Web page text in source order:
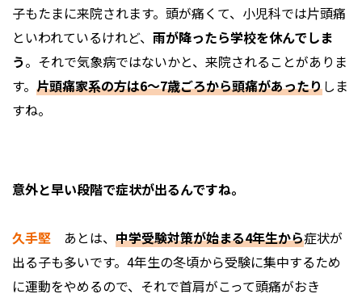
子もたまに来院されます。頭が痛くて、小児科では片頭痛
といわれているけれど、 雨が降ったら学校を休んでしま
う。それで気象病ではないかと、来院されることがありま
す。 片頭痛家系の方は6～7歳ごろから頭痛があったりしま
すね。
――意外と早い段階で症状が出るんですね。
久手堅 あとは、 中学受験対策が始まる4年生から症状が
出る子も多いです。4年生の冬頃から受験に集中するため
に運動をやめるので、それで首肩がこって頭痛がおき